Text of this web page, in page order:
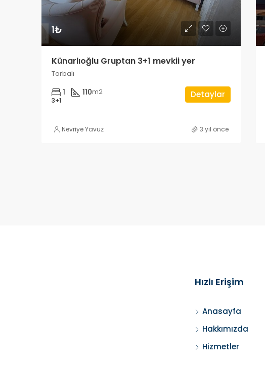
1₺
Künarlıoğlu Gruptan 3+1 mevkii yer
Torbalı
1 110m2
3+1
Detaylar
Nevriye Yavuz 3 yıl önce
Hızlı Erişim
Anasayfa
Hakkımızda
Hizmetler